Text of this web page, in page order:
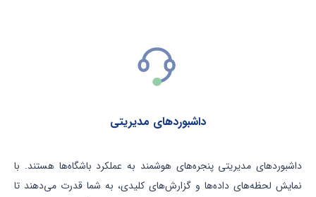
داشبوردهای مدیریتی
داشبوردهای مدیریتی پنجره‌های هوشمند به عملکرد باشگاه‌ها هستند. با
نمایش لحظه‌های داده‌ها و گزارش‌های کلیدی، به شما قدرت می‌دهند تا